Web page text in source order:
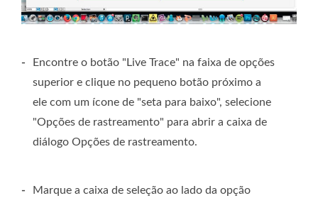
-
Encontre o botão "Live Trace" na faixa de opções
superior e clique no pequeno botão próximo a
ele com um ícone de "seta para baixo", selecione
"Opções de rastreamento" para abrir a caixa de
diálogo Opções de rastreamento.
-
Marque a caixa de seleção ao lado da opção